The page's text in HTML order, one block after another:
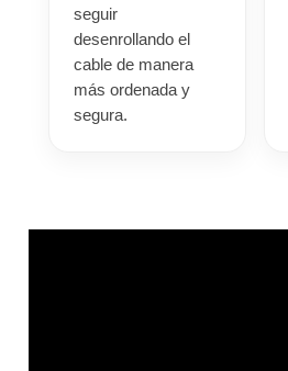
seguir
desenrollando el
cable de manera
más ordenada y
segura.